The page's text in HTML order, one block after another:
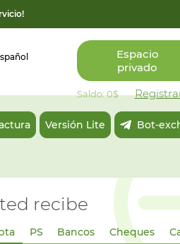
Espacio
privado
Saldo: 0$
Versión Lite Bot-
recibe
PS Bancos Cheques